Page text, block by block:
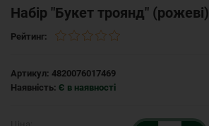
Набір "Букет троянд" (рожеві)
Рейтинг:
Артикул: 4820076017469
Наявність: Є в наявності